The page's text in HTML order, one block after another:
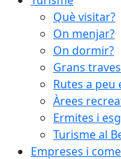
Què visitar?
On menjar?
On dormir?
Grans
Rutes a peu
Àrees
Ermites i
Turisme al
Empreses i